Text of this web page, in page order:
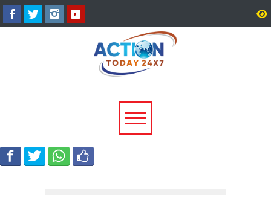
हरिद्वार में डाक कांवड़ का सैलाब,
3.19 करोड़ से अधिक शिवभक्त
गंगाजल लेकर रवाना